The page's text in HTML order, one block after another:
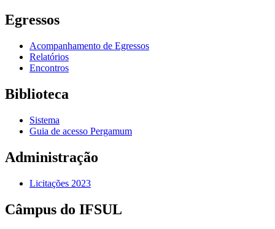
Egressos
Acompanhamento de Egressos
Relatórios
Encontros
Biblioteca
Sistema
Guia de acesso Pergamum
Administração
Licitações 2023
Câmpus do IFSUL